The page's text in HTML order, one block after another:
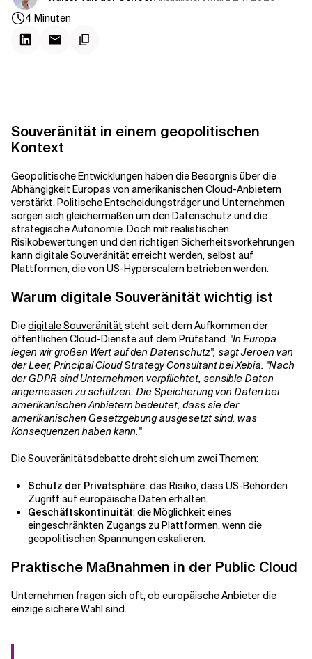
Verwandte Themen
4 Minuten
Souveränität in einem geopolitischen
Kontext
Geopolitische Entwicklungen haben die Besorgnis über die
Abhängigkeit Europas von amerikanischen Cloud-Anbietern
verstärkt. Politische Entscheidungsträger und Unternehmen
sorgen sich gleichermaßen um den Datenschutz und die
strategische Autonomie. Doch mit realistischen
Risikobewertungen und den richtigen Sicherheitsvorkehrungen
kann digitale Souveränität erreicht werden, selbst auf
Plattformen, die von US-Hyperscalern betrieben werden.
Warum digitale Souveränität wichtig ist
Diedigitale Souveränität steht seit dem Aufkommen der
öffentlichen Cloud-Dienste auf dem Prüfstand. "In Europa
legen wir großen Wert auf den Datenschutz", sagt Jeroen van
der Leer, Principal Cloud Strategy Consultant bei Xebia. "Nach
der GDPR sind Unternehmen verpflichtet, sensible Daten
angemessen zu schützen. Die Speicherung von Daten bei
amerikanischen Anbietern bedeutet, dass sie der
amerikanischen Gesetzgebung ausgesetzt sind, was
Konsequenzen haben kann."
Die Souveränitätsdebatte dreht sich um zwei Themen:
Schutz der Privatsphäre: das Risiko, dass US-Behörden
Zugriff auf europäische Daten erhalten.
Geschäftskontinuität: die Möglichkeit eines
eingeschränkten Zugangs zu Plattformen, wenn die
geopolitischen Spannungen eskalieren.
Praktische Maßnahmen in der Public Cloud
Unternehmen fragen sich oft, ob europäische Anbieter die
einzige sichere Wahl sind.